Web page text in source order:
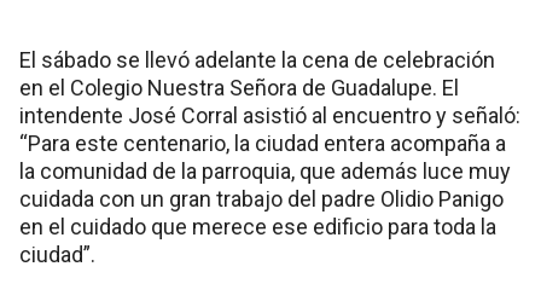
El sábado se llevó adelante la cena de celebración
en el Colegio Nuestra Señora de Guadalupe. El
intendente José Corral asistió al encuentro y señaló:
“Para este centenario, la ciudad entera acompaña a
la comunidad de la parroquia, que además luce muy
cuidada con un gran trabajo del padre Olidio Panigo
en el cuidado que merece ese edificio para toda la
ciudad”.